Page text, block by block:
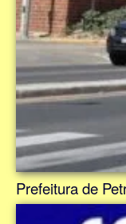
Prefeitura de